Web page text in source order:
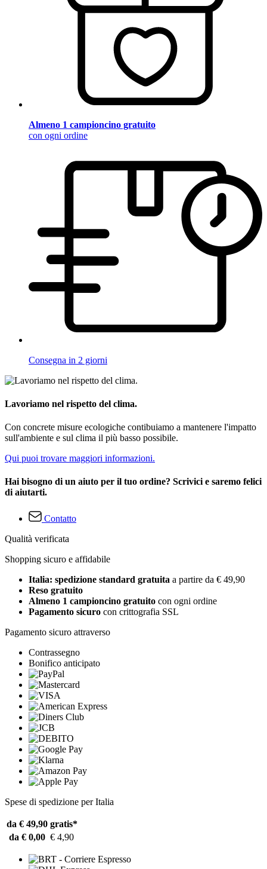
Almeno 1 campioncino gratuito
con ogni ordine
Consegna in 2 giorni
Lavoriamo nel rispetto del clima.
Con concrete misure ecologiche contibuiamo a mantenere l'impatto
sull'ambiente e sul clima il più basso possibile.
Qui puoi trovare maggiori informazioni.
Hai bisogno di un aiuto per il tuo ordine? Scrivici e saremo felici
di aiutarti.
Contatto
Qualità verificata
Shopping sicuro e affidabile
Italia: spedizione standard gratuita a partire da € 49,90
Reso gratuito
Almeno 1 campioncino gratuito con ogni ordine
Pagamento sicuro con crittografia SSL
Pagamento sicuro attraverso
Contrassegno
Bonifico anticipato
Spese di spedizione per Italia
da € 49,90 gratis*
da € 0,00 € 4,90